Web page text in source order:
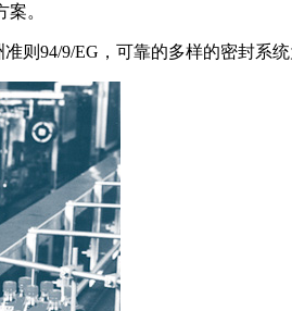
。
则94/9/EG，可靠的多样的密封系